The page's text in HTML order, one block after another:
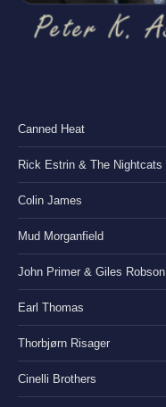
Canned Heat
Rick Estrin & The Nightcats
Colin James
Mud Morganfield
John Primer & Giles Robson
Earl Thomas
Thorbjørn Risager
Cinelli Brothers